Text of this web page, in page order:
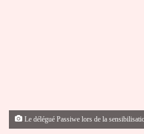
Le délégué Passiwe lors de la